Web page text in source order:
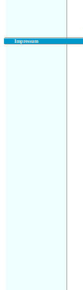
Impressum